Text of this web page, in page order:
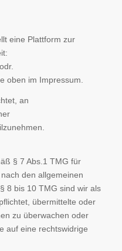
eine Plattform zur
oben im Impressum.
an
§ 7 Abs.1 TMG für
den allgemeinen
8 bis 10 TMG sind wir als
übermittelte oder
zu überwachen oder
auf eine rechtswidrige